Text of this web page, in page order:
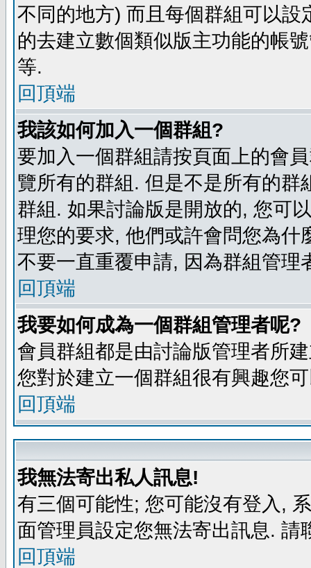
不同的地方) 而且每個群組可以
的去建立數個類似版主功能的帳
等.
回頂端
我該如何加入一個群組?
要加入一個群組請按頁面上的會
覽所有的群組. 但是不是所有的
群組. 如果討論版是開放的, 您可
理您的要求, 他們或許會問您為
不要一直重覆申請, 因為群組管理
回頂端
我要如何成為一個群組管理者呢?
會員群組都是由討論版管理者所
您對於建立一個群組很有興趣您
回頂端
我無法寄出私人訊息!
有三個可能性; 您可能沒有登入,
面管理員設定您無法寄出訊息. 請
回頂端